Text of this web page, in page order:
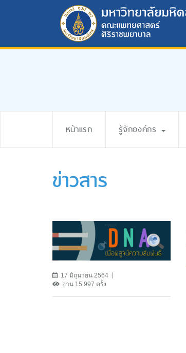
หน้าแรก รู้จักองค์กร
ข่าวสาร
17 มิถุนายน 2564
อ่าน 15,997 ครั้ง